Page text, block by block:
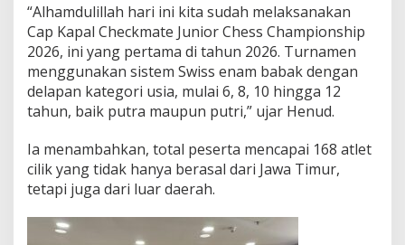
u
n
c
i
o
S
u
r
a
b
“Alhamdulillah hari ini kita sudah melaksanakan
Cap Kapal Checkmate Junior Chess Championship
2026, ini yang pertama di tahun 2026. Turnamen
menggunakan sistem Swiss enam babak dengan
delapan kategori usia, mulai 6, 8, 10 hingga 12
tahun, baik putra maupun putri,” ujar Henud.
Ia menambahkan, total peserta mencapai 168 atlet
cilik yang tidak hanya berasal dari Jawa Timur,
tetapi juga dari luar daerah.